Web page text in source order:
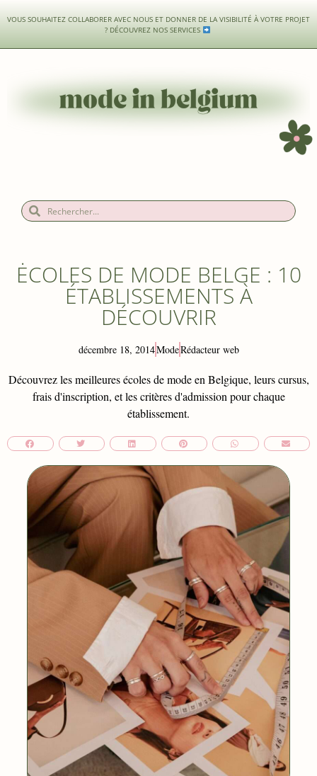
VOUS SOUHAITEZ COLLABORER AVEC NOUS ET DONNER DE LA VISIBILITÉ À VOTRE PROJET
? DÉCOUVREZ NOS SERVICES
ĖCOLES DE MODE BELGE : 10
ÉTABLISSEMENTS À
DÉCOUVRIR
décembre 18, 2014ModeRédacteur web
Découvrez les meilleures écoles de mode en Belgique, leurs cursus,
frais d'inscription, et les critères d'admission pour chaque
établissement.